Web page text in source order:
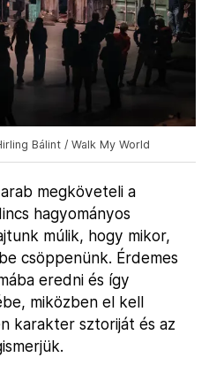
Bálint / Walk My World
megköveteli a
hagyományos
múlik, hogy mikor,
csöppenünk. Érdemes
eredni és így
miközben el kell
karakter sztoriját és az